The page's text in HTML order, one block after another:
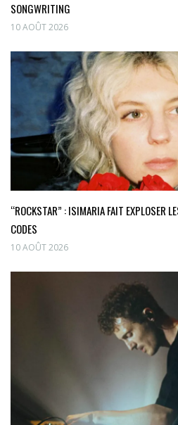
SONGWRITING
10 AOÛT 2026
“ROCKSTAR” : ISIMARIA FAIT EXPLOSER
CODES
10 AOÛT 2026